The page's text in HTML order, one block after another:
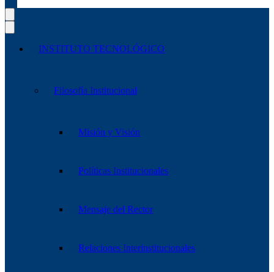
INSTITUTO TECNOLÓGICO
Filosofía Institucional
Misión y Visión
Políticas Institucionales
Mensaje del Rector
Relaciones Interinstitucionales